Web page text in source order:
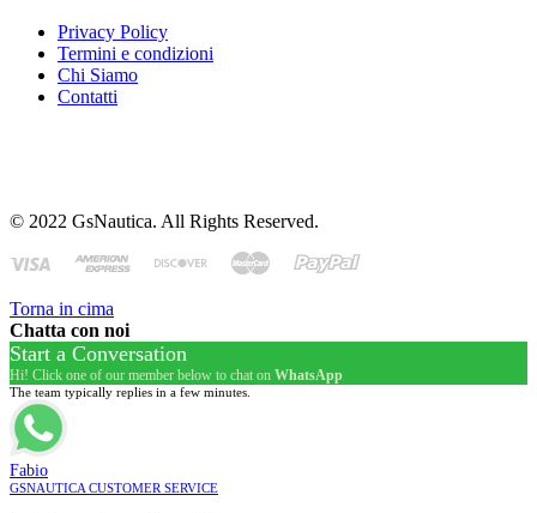
Privacy Policy
Termini e condizioni
Chi Siamo
Contatti
© 2022 GsNautica. All Rights Reserved.
Torna in cima
Chatta con noi
Start a Conversation
Hi! Click one of our member below to chat on WhatsApp
The team typically replies in a few minutes.
Fabio
GSNAUTICA CUSTOMER SERVICE